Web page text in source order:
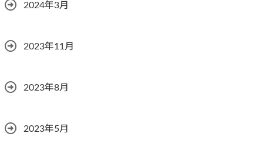
2024年3月
2023年11月
2023年8月
2023年5月